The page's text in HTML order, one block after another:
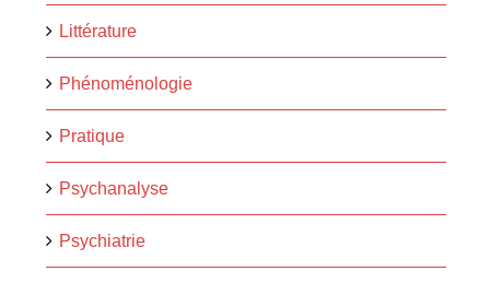
Littérature
Phénoménologie
Pratique
Psychanalyse
Psychiatrie